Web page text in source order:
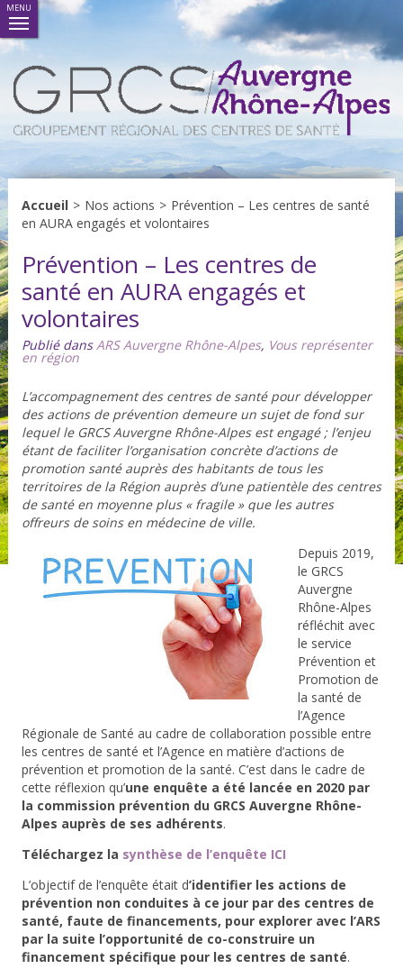
MENU
Accueil > Nos actions > Prévention – Les centres de santé
en AURA engagés et volontaires
Prévention – Les centres de
santé en AURA engagés et
volontaires
Publié dansARS Auvergne Rhône-Alpes, Vous représenter
en région
L’accompagnement des centres de santé pour développer
des actions de prévention demeure un sujet de fond sur
lequel le GRCS Auvergne Rhône-Alpes est engagé ; l’enjeu
étant de faciliter l’organisation concrète d’actions de
promotion santé auprès des habitants de tous les
territoires de la Région auprès d’une patientèle des centres
de santé en moyenne plus « fragile » que les autres
offreurs de soins en médecine de ville.
Depuis 2019,
le GRCS
Auvergne
Rhône-Alpes
réfléchit avec
le service
Prévention et
Promotion de
la santé de
l’Agence
Régionale de Santé au cadre de collaboration possible entre
les centres de santé et l’Agence en matière d’actions de
prévention et promotion de la santé. C’est dans le cadre de
cette réflexion qu’une enquête a été lancée en 2020 par
la commission prévention du GRCS Auvergne Rhône-
Alpes auprès de ses adhérents.
Téléchargez la synthèse de l’enquête ICI
L’objectif de l’enquête était d’identifier les actions de
prévention non conduites à ce jour par des centres de
santé, faute de financements, pour explorer avec l’ARS
par la suite l’opportunité de co-construire un
financement spécifique pour les centres de santé.